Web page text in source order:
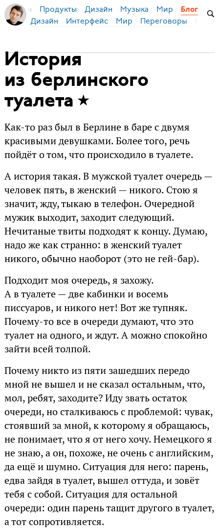
Бирман Продукты Дизайн Музыка Мир Блог
Дизайн Интерфейс Мир Переговоры
История
из берлинского
туалета
Как-то раз был в Берлине в баре с двумя
красивыми девушками. Более того, речь
пойдёт о том, что происходило в туалете.
А история такая. В мужской туалет очередь —
человек пять, в женский — никого. Стою я
значит, жду, тыкаю в телефон. Очередной
мужик выходит, заходит следующий.
Нечитаные твиты подходят к концу. Думаю,
надо же как странно: в женский туалет
никого, обычно наоборот (это не гей-бар).
Подходит моя очередь, я захожу.
А в туалете — две кабинки и восемь
писсуаров, и никого нет! Вот же тупняк.
Почему-то все в очереди думают, что это
туалет на одного, и ждут. А можно спокойно
зайти всей толпой.
Почему никто из пяти зашедших передо
мной не вышел и не сказал остальным, что,
мол, ребят, заходите? Иду звать остаток
очереди, но сталкиваюсь с проблемой: чувак,
стоявший за мной, к которому я обращаюсь,
не понимает, что я от него хочу. Немецкого я
не знаю, а он, похоже, не очень с английским,
да ещё и шумно. Ситуация для него: парень,
едва зайдя в туалет, вышел оттуда, и зовёт
тебя с собой. Ситуация для остальной
очереди: один парень тащит другого в туалет,
а тот сопротивляется.